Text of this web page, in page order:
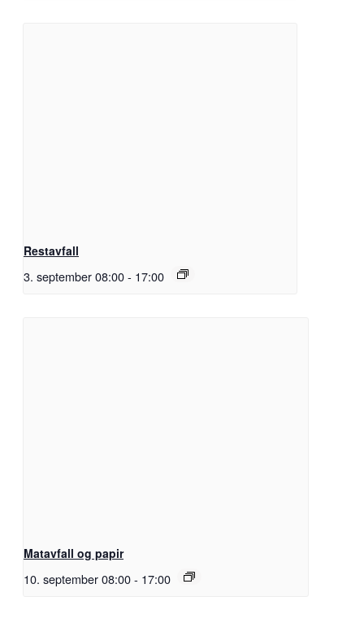
Restavfall
3. september 08:00- 17:00
Matavfall og papir
10. september 08:00- 17:00